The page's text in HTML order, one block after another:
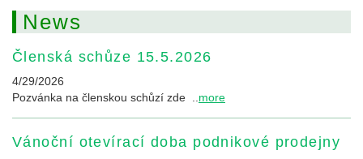
News
Členská schůze 15.5.2026
4/29/2026
Pozvánka na členskou schůzí zde .. more
Vánoční otevírací doba podnikové prodejny